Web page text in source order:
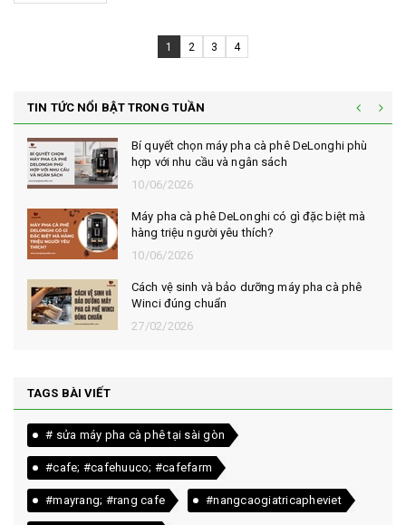
1 2 3 4
TIN TỨC NỔI BẬT TRONG TUẦN
Bí quyết chọn máy pha cà phê DeLonghi phù
hợp với nhu cầu và ngân sách
10/06/2026
Máy pha cà phê DeLonghi có gì đặc biệt mà
hàng triệu người yêu thích?
10/06/2026
Cách vệ sinh và bảo dưỡng máy pha cà phê
Winci đúng chuẩn
27/02/2026
TAGS BÀI VIẾT
# sửa máy pha cà phê tại sài gòn
#cafe; #cafehuuco; #cafefarm
#mayrang; #rang cafe #nangcaogiatricapheviet